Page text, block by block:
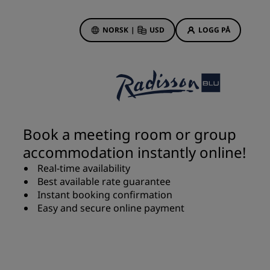
NORSK | USD LOGG PÅ
Hotelltilbud
Første gang er det ekstra
hyggelig
Deals of the Day
Bestill på forhånd
Se pakkene våre
Book a meeting room or group
accommodation instantly online!
Real-time availability
Best available rate guarantee
Instant booking confirmation
Easy and secure online payment